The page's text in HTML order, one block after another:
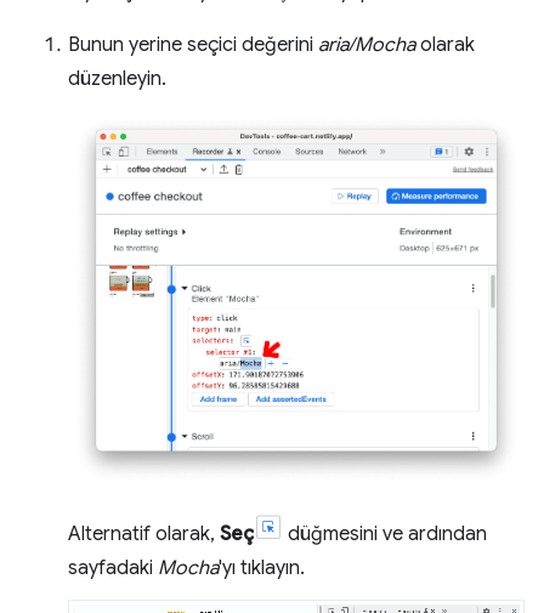
Bunun yerine seçici değerini aria/Mochaolarak
düzenleyin.
Alternatif olarak, Seç
düğmesini ve ardından
sayfadaki Mocha'yı tıklayın.